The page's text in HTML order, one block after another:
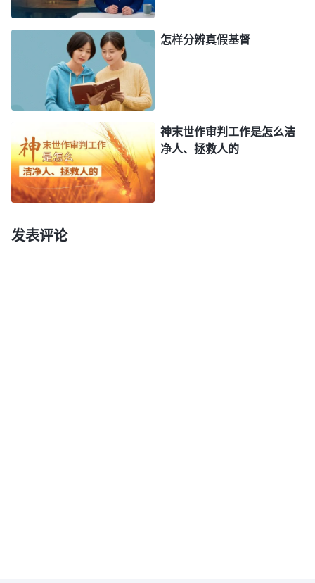
活，神开始作律法时代的工作。我们来读一段全能神
的话：“在律法时代，耶和华定了许多诫命，让摩西
颁布给那些跟随他出埃及地的以色列民，这诫命在当
时是耶和华赐给以色列民的，与埃及人并无关系，是
为了约束以色列人的，以诫命来要求他们，是否守
日，是否孝敬父母，是否拜偶像，等等，以这些为
原则被定为罪或被称为义。在他们中间或者有耶和华
的火临到他们，或者被石头砸死，或者得着耶和华的
祝福，都是根据人是否守住这些诫命。人若没守安息
有耶和华的火临到他。人若不孝敬父母也被别人用石
怎样分辨真假基督
神末世作审判工作是怎么洁
净人、拯救人的
发表评论